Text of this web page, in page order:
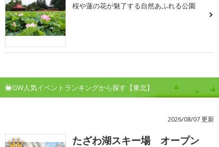
桜や蓮の花が魅了する自然あふれる公園
GW人気イベントランキングから探す【東北】
2026/08/07 更新
たざわ湖スキー場 オープン